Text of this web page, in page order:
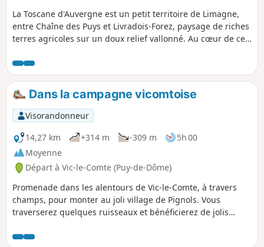
La Toscane d'Auvergne est un petit territoire de Limagne,
entre Chaîne des Puys et Livradois-Forez, paysage de riches
terres agricoles sur un doux relief vallonné. Au cœur de ce
propice à une déambulation contemplative. La randonnée
se termine par une visite (facultative car payante) des
Jardins de la Croze.
Dans la campagne vicomtoise
Visorandonneur
14,27 km
+314 m -309 m
5h 00
Moyenne
Départ à Vic-le-Comte (Puy-de-Dôme)
Promenade dans les alentours de Vic-le-Comte, à travers
champs, pour monter au joli village de Pignols. Vous
traverserez quelques ruisseaux et bénéficierez de jolis
visite du vieux bourg s'impose.